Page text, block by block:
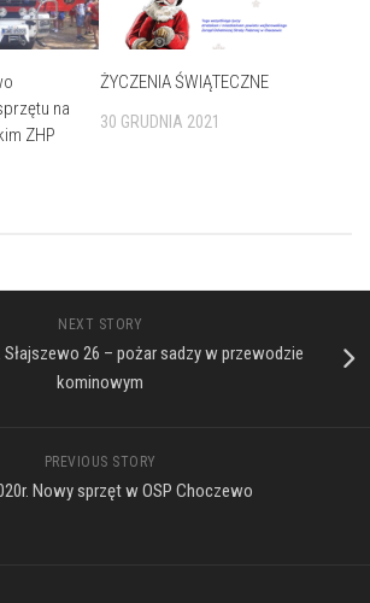
na
ZHP
ŻYCZENIA ŚWIĄTECZNE
30 GRUDNIA 2021
NEXT STORY
Słajszewo 26 – pożar sadzy w przewodzie
kominowym
PREVIOUS STORY
Nowy sprzęt w OSP Choczewo